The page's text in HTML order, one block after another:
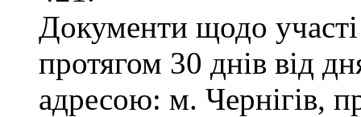
Документи щодо
протягом 30 днів від
адресою: м. Чернігів,